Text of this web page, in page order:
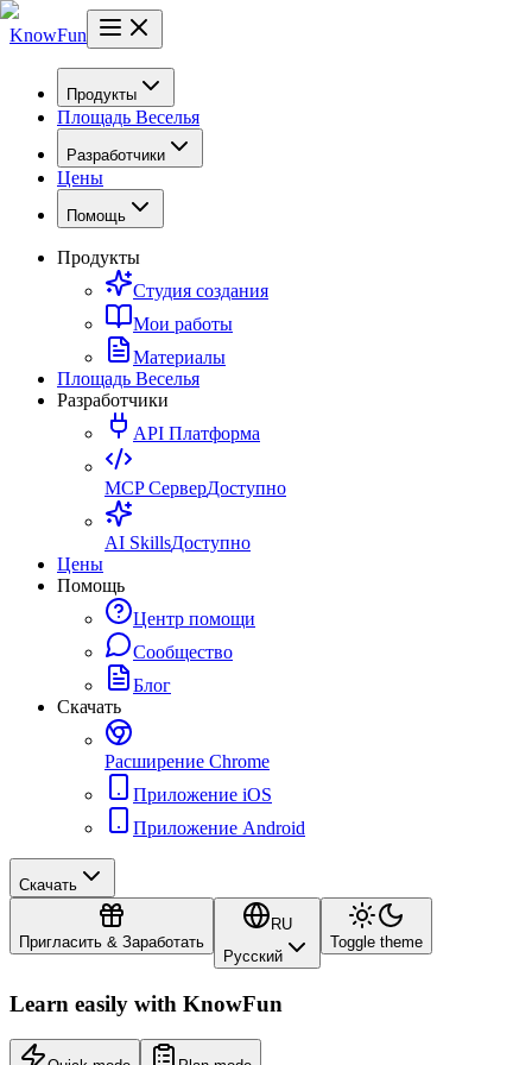
KnowFun
Продукты
Площадь Веселья
Разработчики
Цены
Помощь
Продукты
Студия создания
Мои работы
Материалы
Площадь Веселья
Разработчики
API Платформа
MCP СерверДоступно
AI SkillsДоступно
Цены
Помощь
Центр помощи
Сообщество
Блог
Скачать
Расширение Chrome
Приложение iOS
Приложение Android
Скачать
Пригласить & Заработать
RU
Русский
Toggle theme
Learn easily with KnowFun